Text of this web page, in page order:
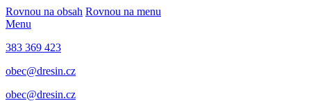
Rovnou na obsah Rovnou na menu
Menu
383 369 423
obec@dresin.cz
obec@dresin.cz